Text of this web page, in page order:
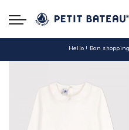
Hello ! Bon
La livraison est
-10% pour tout paiement